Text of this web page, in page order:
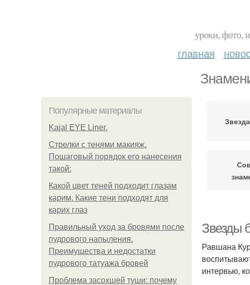
уроки, фото,
главная
Популярные материалы
Kajal EYE Liner.
Стрелки с тенями макияж.
Пошаговый порядок его нанесения
такой:
Какой цвет теней подходит глазам
карим. Какие тени подходят для
карих глаз
Правильный уход за бровями после
пудрового напыления.
Преимущества и недостатки
пудрового татуажа бровей
Проблема засохшей туши: почему
Звезды
Равшана
интервью,